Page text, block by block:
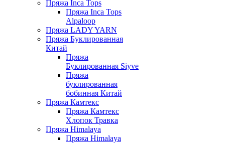
Пряжа Inca Tops
Пряжа Inca Tops
Alpaloop
Пряжа LADY YARN
Пряжа Буклированная
Китай
Пряжа
Буклированная Siyve
Пряжа
буклированная
бобинная Китай
Пряжа Камтекс
Пряжа Камтекс
Хлопок Травка
Пряжа Himalaya
Пряжа Himalaya